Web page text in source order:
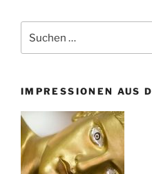
nach:
IMPRESSIONEN AUS